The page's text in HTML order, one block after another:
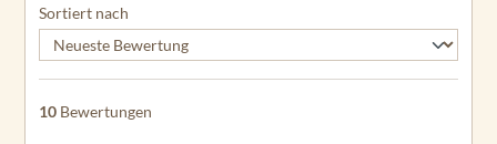
Sortiert nach
10 Bewertungen